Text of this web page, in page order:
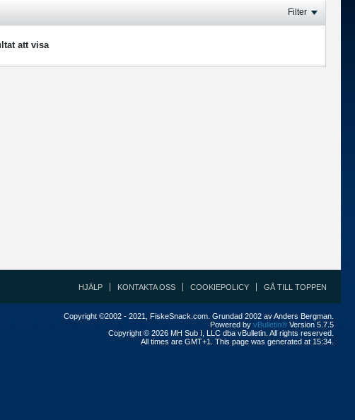
Filter
att visa
HJÄLP KONTAKTA OSS COOKIEPOLICY GÅ TILL TOPPEN
Copyright ©2002 - 2021, FiskeSnack.com. Grundad 2002 av Anders Bergman.
Powered by vBulletin® Version 5.7.5
Copyright © 2026 MH Sub I, LLC dba vBulletin. All rights reserved.
All times are GMT+1. This page was generated at 15:34.